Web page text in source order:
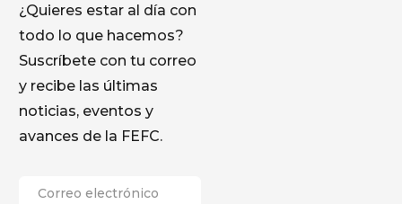
¿Quieres estar al día con
todo lo que hacemos?
Suscríbete con tu correo
y recibe las últimas
noticias, eventos y
avances de la FEFC.